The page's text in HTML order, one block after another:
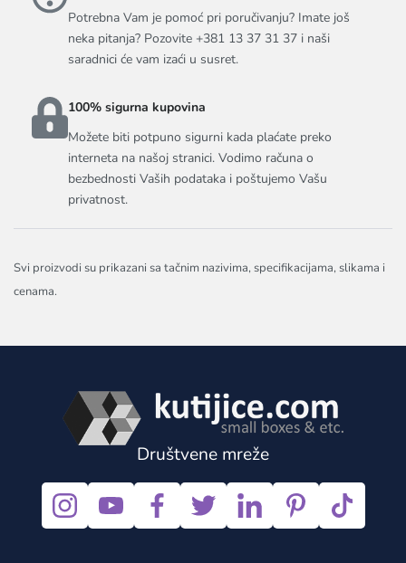
Potrebna Vam je pomoć pri poručivanju? Imate još
neka pitanja? Pozovite +381 13 37 31 37 i naši
saradnici će vam izaći u susret.
100% sigurna kupovina
Možete biti potpuno sigurni kada plaćate preko
interneta na našoj stranici. Vodimo računa o
bezbednosti Vaših podataka i poštujemo Vašu
privatnost.
Svi proizvodi su prikazani sa tačnim nazivima, specifikacijama, slikama i
cenama.
Društvene mreže